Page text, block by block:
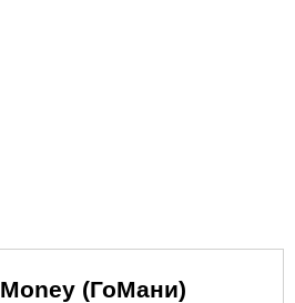
(ГоМани)